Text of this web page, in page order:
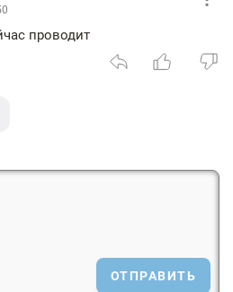
проводит
ОТПРАВИТЬ